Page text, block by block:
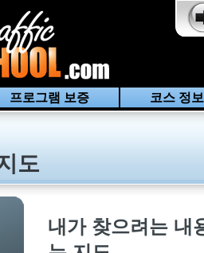
프로그램 보증 코스 정보
도
내가 찾으려는 내